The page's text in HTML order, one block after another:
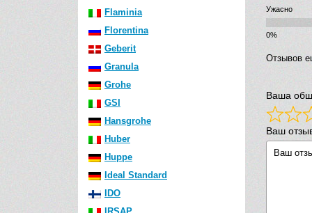
Flaminia
Florentina
Geberit
Granula
Grohe
GSI
Hansgrohe
Huber
Huppe
Ideal Standard
IDO
Ужасно
Отзывов
Ваша
Ваш